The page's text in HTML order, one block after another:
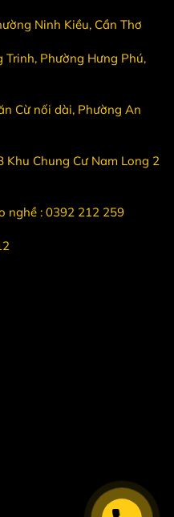
Ninh Kiều, Cần Thơ
Trinh, Phường Hưng Phú,
Cừ nối dài, Phường An
Khu Chung Cư Nam Long 2
nghề : 0392 212 259